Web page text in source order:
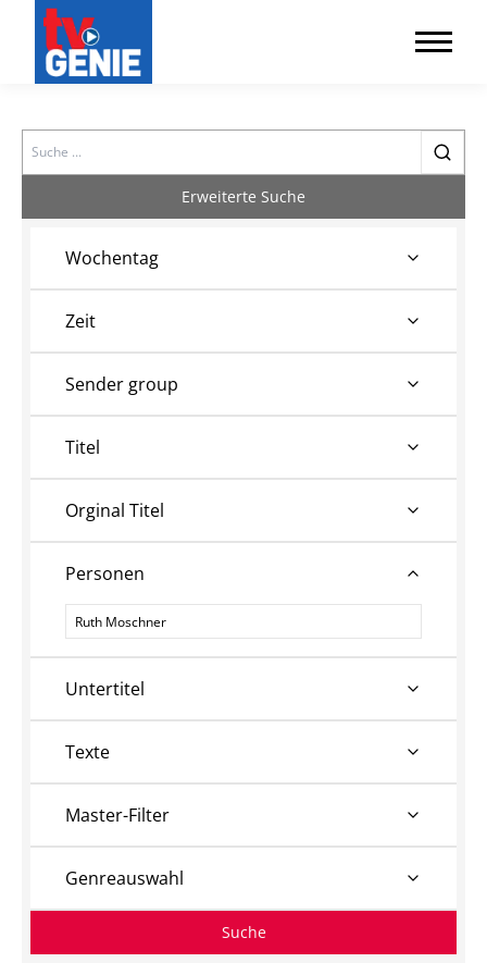
Search
Erweiterte Suche
Wochentag
Zeit
Sender group
Titel
Orginal Titel
Personen
Personen
Untertitel
Texte
Master-Filter
Genreauswahl
Suche